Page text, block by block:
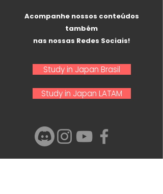
Acompanhe nossos conteúdos
também
nas nossas Redes Sociais!
Study in Japan Brasil
Study in Japan LATAM